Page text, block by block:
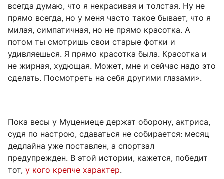
всегда думаю, что я некрасивая и толстая. Ну не
прямо всегда, но у меня часто такое бывает, что я
милая, симпатичная, но не прямо красотка. А
потом ты смотришь свои старые фотки и
удивляешься. Я прямо красотка была. Красотка и
не жирная, худющая. Может, мне и сейчас надо это
сделать. Посмотреть на себя другими глазами».
Пока весы у Муцениеце держат оборону, актриса,
судя по настрою, сдаваться не собирается: месяц
дедлайна уже поставлен, а спортзал
предупрежден. В этой истории, кажется, победит
тот, у кого крепче характер.